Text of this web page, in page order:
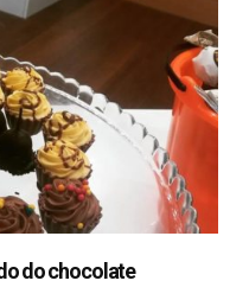
do chocolate